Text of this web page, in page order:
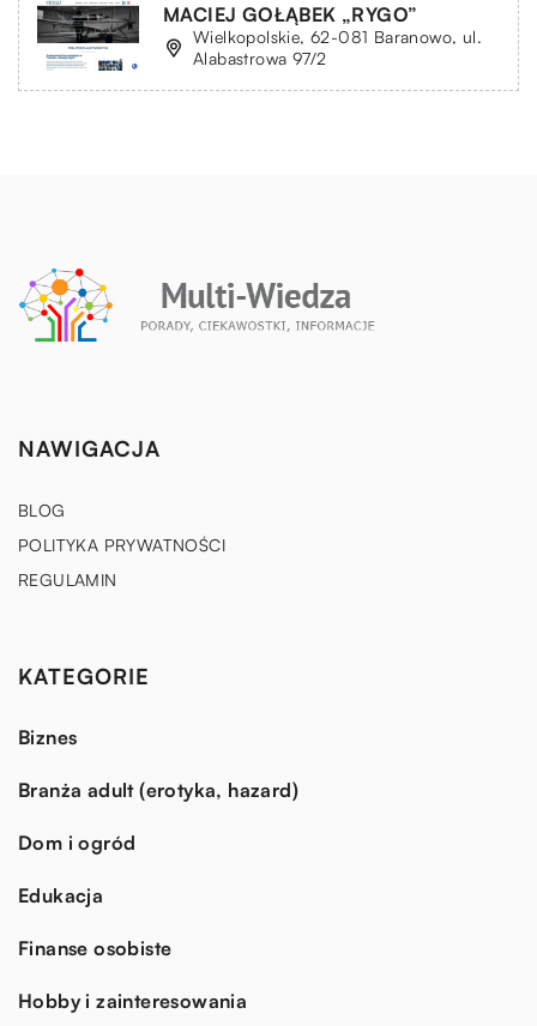
MACIEJ GOŁĄBEK „RYGO”
Wielkopolskie, 62-081 Baranowo, ul.
Alabastrowa 97/2
NAWIGACJA
BLOG
POLITYKA PRYWATNOŚCI
REGULAMIN
KATEGORIE
Biznes
Branża adult (erotyka, hazard)
Dom i ogród
Edukacja
Finanse osobiste
Hobby i zainteresowania